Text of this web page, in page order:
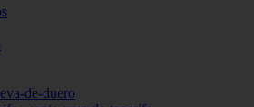
de-duero